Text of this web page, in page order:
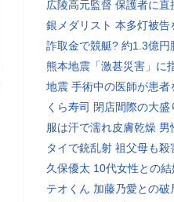
広陵高元監督 保護者に直
銀メダリスト 本多灯被告
詐取金で競艇? 約1.3億円
熊本地震「激甚災害」に
地震 手術中の医師が患者
くら寿司 閉店間際の大盛
服は汗で濡れ皮膚乾燥 男
タイで銃乱射 祖父母も殺
久保優太 10代女性との
テオくん 加藤乃愛との破